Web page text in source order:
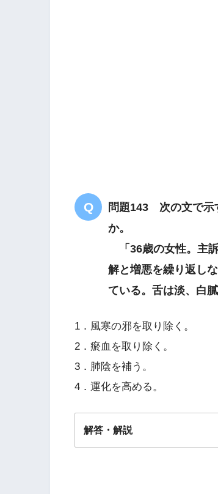
腎陰虚
問題143 次の文で示
か。
「36歳の女性。主
解と増悪を繰り返し
ている。舌は淡、白
1．風寒の邪を取り除く。
2．瘀血を取り除く。
3．肺陰を補う。
4．運化を高める。
解答・解説